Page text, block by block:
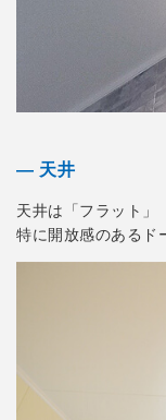
― 天井
天井は「フラット」
特に開放感のあるド